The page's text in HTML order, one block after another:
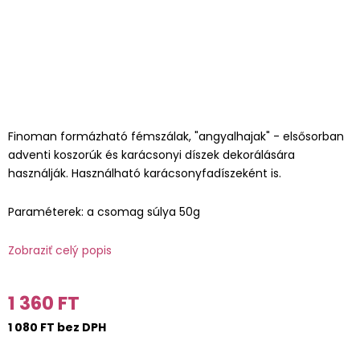
Finoman formázható fémszálak, "angyalhajak" - elsősorban
adventi koszorúk és karácsonyi díszek dekorálására
használják. Használható karácsonyfadíszeként is.
Paraméterek: a csomag súlya 50g
Zobraziť celý popis
1 360 FT
1 080 FT bez DPH